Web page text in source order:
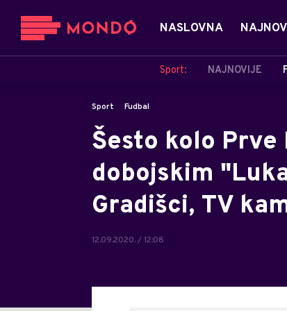
NASLOVNA
Sport: NAJNOVIJE
Sport Fudbal
Šesto kolo Prve
dobojskim
Gradišci, TV
12.09.2020. / 12:08